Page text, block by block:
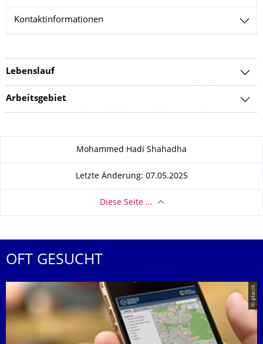
Kontaktinformationen
Lebenslauf
Arbeitsgebiet
Zu dieser SeiteMohammed Hadi Shahadha
Letzte Änderung: 07.05.2025
Diese Seite …
OFT GESUCHT
© placit